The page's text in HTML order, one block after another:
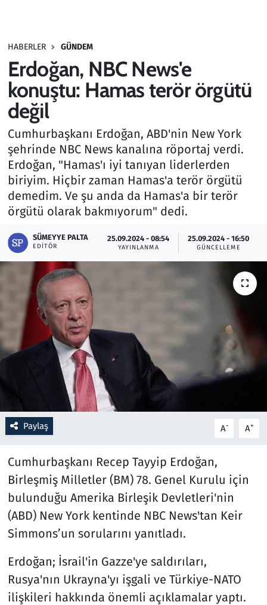
HABERLER GÜNDEM
Erdoğan, NBC News'e
konuştu: Hamas terör örgütü
değil
Cumhurbaşkanı Erdoğan, ABD'nin New York
şehrinde NBC News kanalına röportaj verdi.
Erdoğan, "Hamas'ı iyi tanıyan liderlerden
biriyim. Hiçbir zaman Hamas'a terör örgütü
demedim. Ve şu anda da Hamas'a bir terör
örgütü olarak bakmıyorum" dedi.
SÜMEYYE PALTA
EDITÖR
25.09.2024 - 08:54
YAYINLANMA
25.09.2024 - 16:50
GÜNCELLEME
Paylaş A- A+
Cumhurbaşkanı Recep Tayyip Erdoğan,
Birleşmiş Milletler (BM) 78. Genel Kurulu için
bulunduğu Amerika Birleşik Devletleri'nin
(ABD) New York kentinde NBC News'tan Keir
Simmons’un sorularını yanıtladı.
Erdoğan; İsrail'in Gazze'ye saldırıları,
Rusya'nın Ukrayna'yı işgali ve Türkiye-NATO
ilişkileri hakkında önemli açıklamalar yaptı.
Haber
Kültür Sanat
Kurumsal Haberler
Lezzet Durağı
Memur ve Kamu
Otomobil
Oyun
Ramazan
Resmi İlanlar
Rüya Tabirleri
Sağlık
Savunma Sanayi
Seçim 2023
Teknoloji ve Bilim
Televizyon